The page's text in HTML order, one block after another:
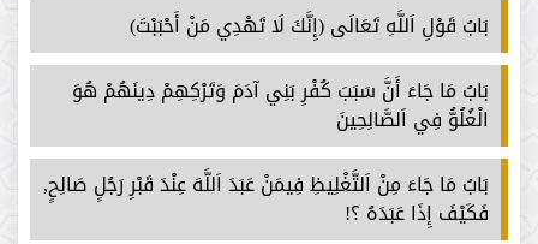
بَابُ قَوْلِ اَللَّهِ تَعَالَى (إِنَّكَ لَا تَهْدِي مَنْ أَحْبَبْتَ)
بَابُ مَا جَاءَ أَنَّ سَبَبَ كُفْرِ بَنِي آدَمَ وَتَرْكِهِمْ دِينَهُمْ هُوَ
الْغُلُوُّ فِي اَلصَّالِحِينَ
بَابُ مَا جَاءَ مِنْ اَلتَّغْلِيظِ فِيمَنْ عَبَدَ اَللَّهَ عِنْدَ قَبْرِ رَجُلٍ صَالِحٍ,
فَكَيْفَ إِذَا عَبَدَهُ ؟!